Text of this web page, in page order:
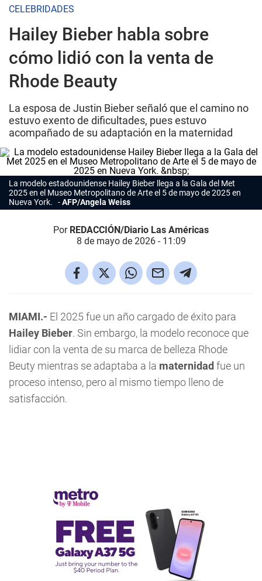
CELEBRIDADES
Hailey Bieber habla sobre
cómo lidió con la venta de
Rhode Beauty
La esposa de Justin Bieber señaló que el camino no
estuvo exento de dificultades, pues estuvo
acompañado de su adaptación en la maternidad
La modelo estadounidense Hailey Bieber llega a la Gala del Met
2025 en el Museo Metropolitano de Arte el 5 de mayo de 2025 en
Nueva York.
AFP/Angela Weiss
Por REDACCIÓN/Diario Las Américas
8 de mayo de 2026 - 11:09
MIAMI.- El 2025 fue un año cargado de éxito para
Hailey Bieber. Sin embargo, la modelo reconoce que
lidiar con la venta de su marca de belleza Rhode
Beuty mientras se adaptaba a la maternidad fue un
proceso intenso, pero al mismo tiempo lleno de
satisfacción.